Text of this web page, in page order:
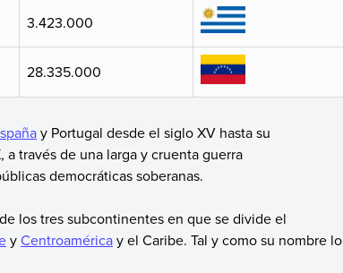
3.423.000
28.335.000
y Portugal desde el siglo XV hasta su
través de una larga y cruenta guerra
democráticas soberanas.
los tres subcontinentes en que se divide el
yCentroaméricay el Caribe. Tal y como su nombre lo